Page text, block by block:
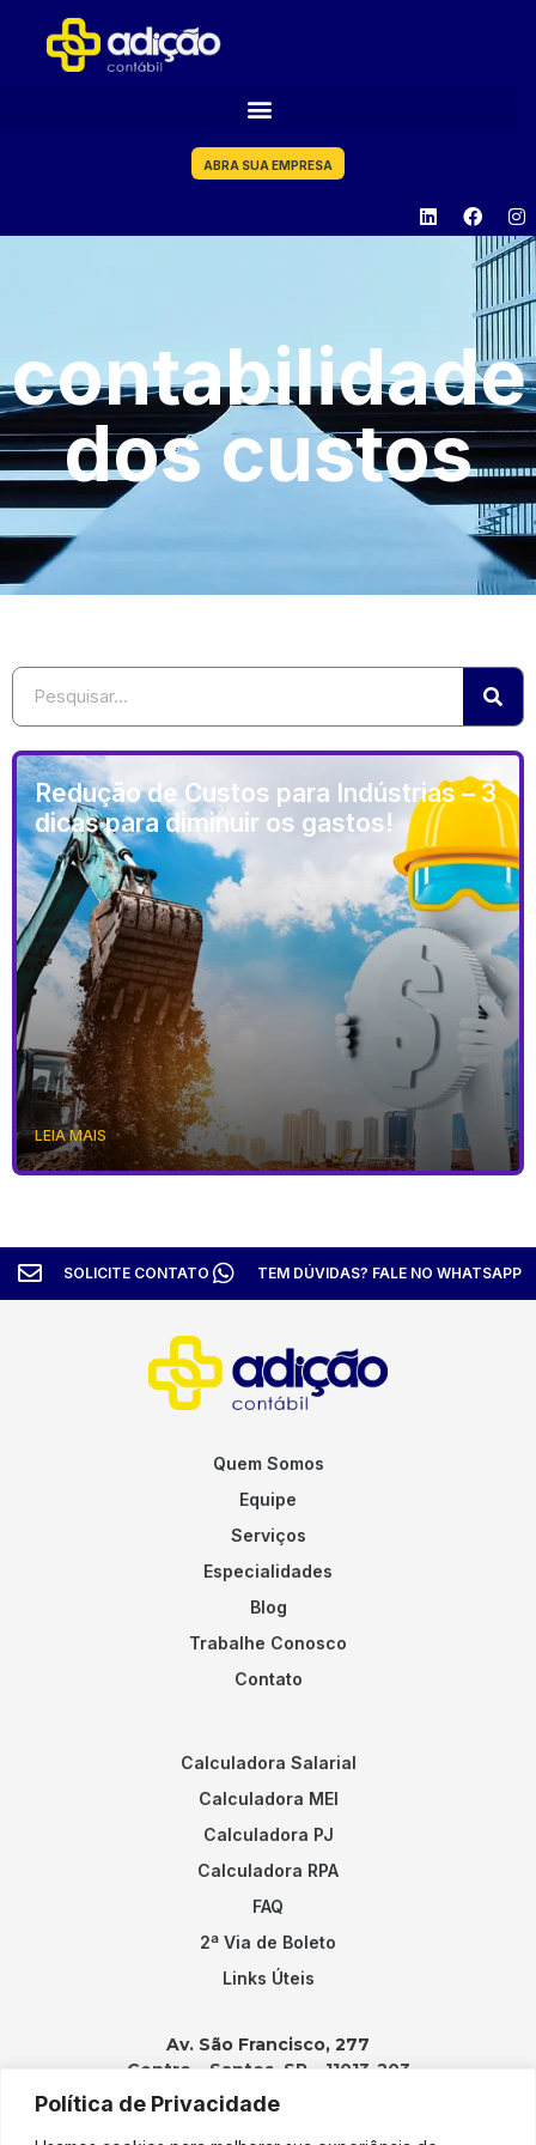
Política de Privacidade
ABRA SUA EMPRESA
contabilidade
dos custos
Redução de Custos para Indústrias – 3
dicas para diminuir os gastos!
LEIA MAIS
SOLICITE CONTATO TEM DÚVIDAS? FALE NO WHATSAPP
Quem Somos
Equipe
Serviços
Especialidades
Blog
Trabalhe Conosco
Contato
Calculadora Salarial
Calculadora MEI
Calculadora PJ
Calculadora RPA
FAQ
2ª Via de Boleto
Links Úteis
Av. São Francisco, 277
Centro – Santos, SP – 11013-203
Contatos: